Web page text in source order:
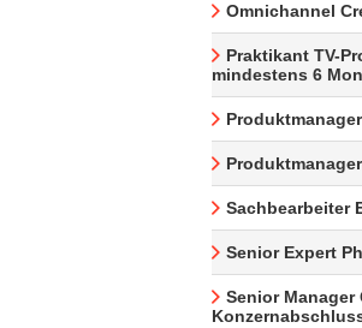
Omnichannel
Praktikant TV-
mindestens 6
Sachbearbeiter
Senior Expert
Senior Manager